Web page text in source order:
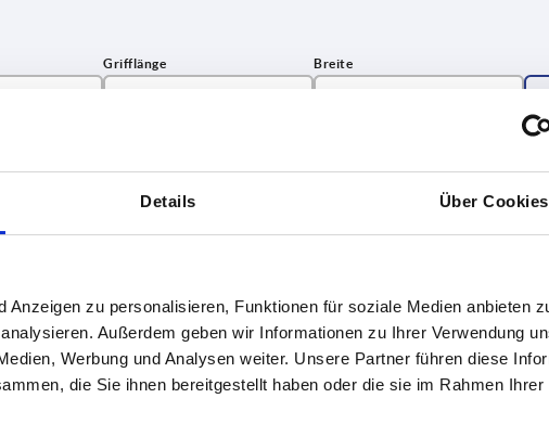
Details Über Cookies
Anzeigen zu personalisieren, Funktionen für soziale Medien anbieten
Außerdem geben wir Informationen zu Ihrer Verwendung
Werbung und Analysen weiter. Unsere Partner führen diese
die Sie ihnen bereitgestellt haben oder die sie im Rahmen Ihrer
Sie das bestätigte
CAD